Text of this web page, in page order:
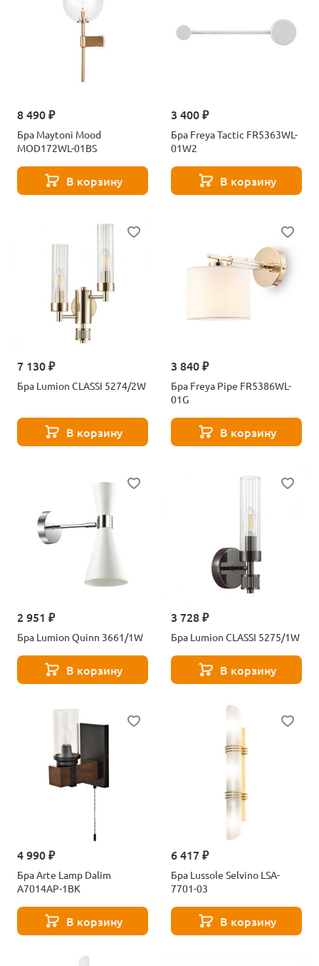
8 490 ₽
Бра Maytoni Mood
MOD172WL-01BS
В корзину
3 400 ₽
Бра Freya Tactic FR5363WL-
01W2
В корзину
7 130 ₽
Бра Lumion CLASSI 5274/2W
В корзину
3 840 ₽
Бра Freya Pipe FR5386WL-
01G
В корзину
2 951 ₽
Бра Lumion Quinn 3661/1W
В корзину
3 728 ₽
Бра Lumion CLASSI 5275/1W
В корзину
4 990 ₽
Бра Arte Lamp Dalim
A7014AP-1BK
В корзину
6 417 ₽
Бра Lussole Selvino LSA-
7701-03
В корзину